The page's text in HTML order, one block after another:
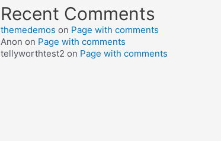
Recent Comments
themedemos on Page with comments
Anon on Page with comments
tellyworthtest2 on Page with comments